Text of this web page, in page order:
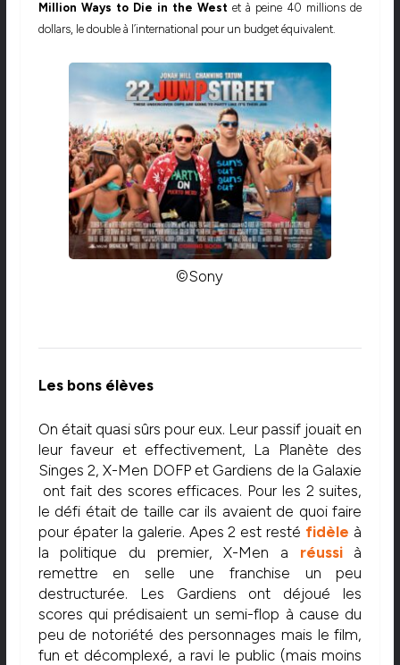
Million Ways to Die in the Westet à peine 40 millions de
dollars, le double à l’international pour un budget équivalent.
©Sony
Les bons élèves
On était quasi sûrs pour eux. Leur passif jouait en
leur faveur et effectivement, La Planète des
Singes 2, X-Men DOFP et Gardiens de la Galaxie
ont fait des scores efficaces. Pour les 2 suites,
le défi était de taille car ils avaient de quoi faire
pour épater la galerie. Apes 2 est resté fidèle à
la politique du premier, X-Men a réussi
à
remettre en selle une franchise un peu
destructurée. Les Gardiens ont déjoué les
scores qui prédisaient un semi-flop à cause du
peu de notoriété des personnages mais le film,
fun et décomplexé, a ravi le public (mais moins